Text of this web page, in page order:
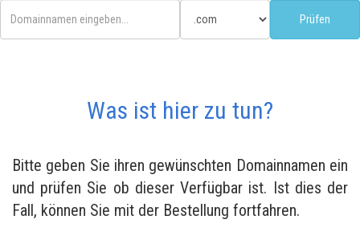
Was ist hier zu tun?
Bitte geben Sie ihren gewünschten Domainnamen ein
und prüfen Sie ob dieser Verfügbar ist. Ist dies der
Fall, können Sie mit der Bestellung fortfahren.